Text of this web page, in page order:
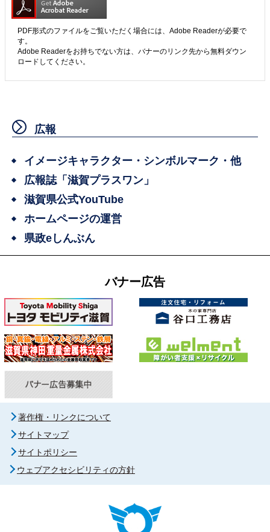
PDF形式のファイルをご覧いただく場合には、Adobe Readerが必要で
す。
Adobe Readerをお持ちでない方は、バナーのリンク先から無料ダウン
ロードしてください。
広報
イメージキャラクター・シンボルマーク・他
広報誌「滋賀プラスワン」
滋賀県公式YouTube
ホームページの運営
県政eしんぶん
バナー広告
著作権・リンクについて
サイトマップ
サイトポリシー
ウェブアクセシビリティの方針